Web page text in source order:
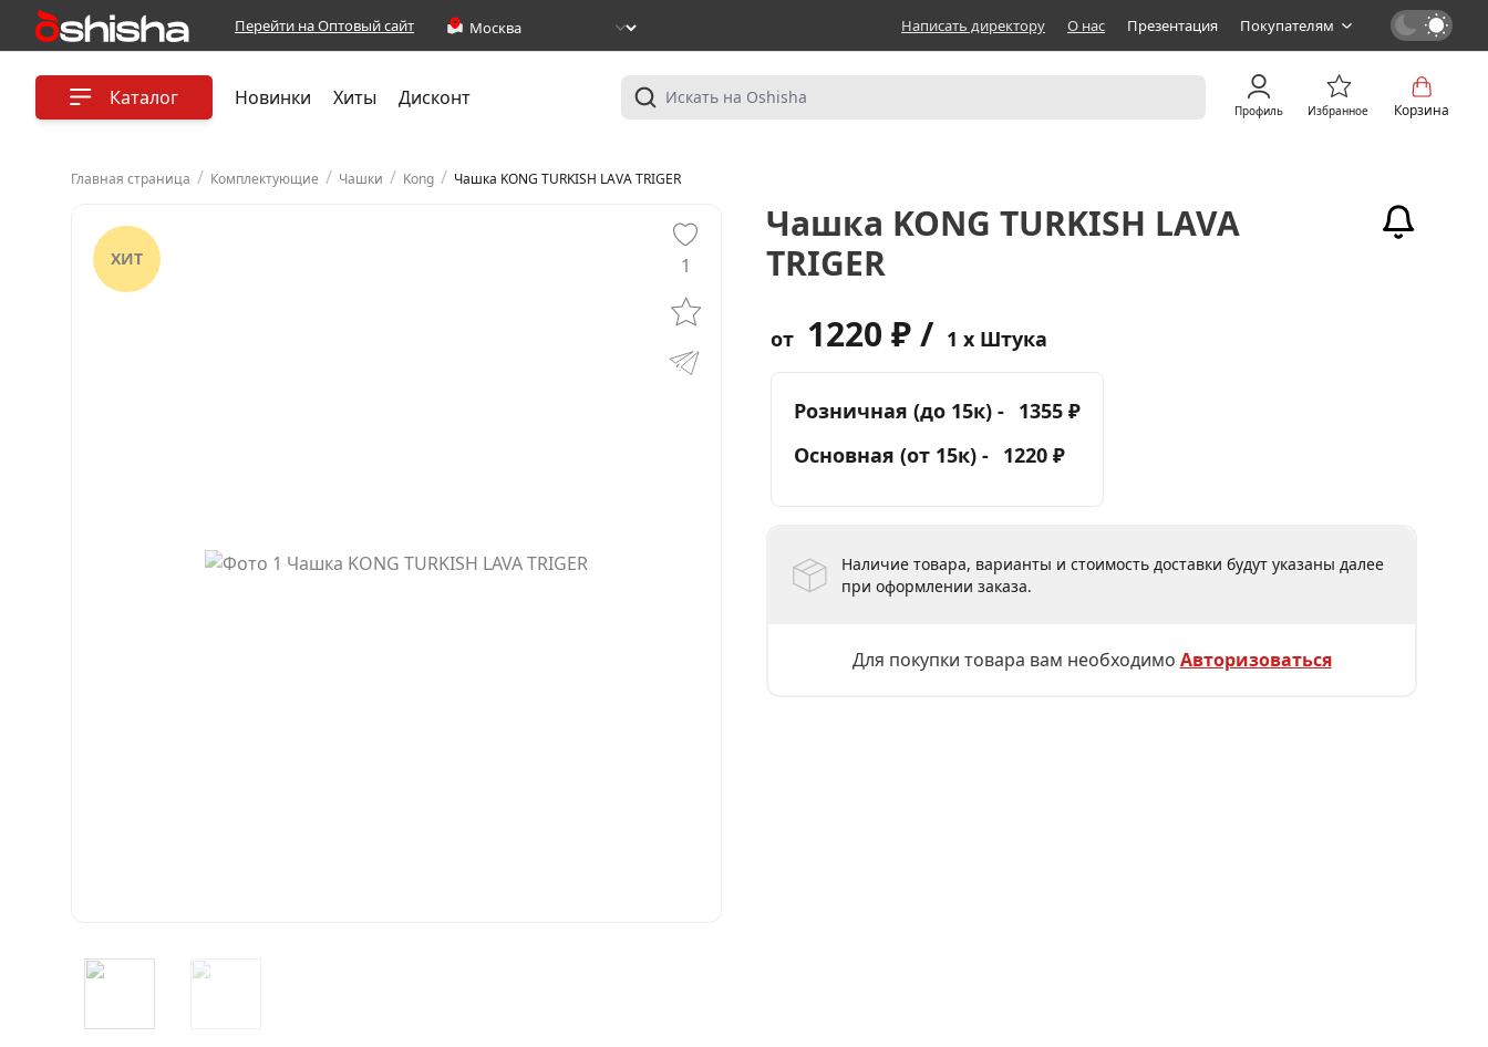
Перейти на Оптовый сайт Написать директору О нас Презентация Покупателям
Каталог Новинки Хиты Дисконт
Профиль Избранное Корзина
Главная страница / Комплектующие / Чашки / Kong / Чашка KONG TURKISH LAVA TRIGER
ХИТ 1
Чашка KONG TURKISH LAVA
TRIGER
от 1220 ₽ / 1 x Штука
Розничная (до 15к) - 1355 ₽
Основная (от 15к) - 1220 ₽
Наличие товара, варианты и стоимость доставки будут указаны далее
при оформлении заказа.
Для покупки товара вам необходимо Авторизоваться